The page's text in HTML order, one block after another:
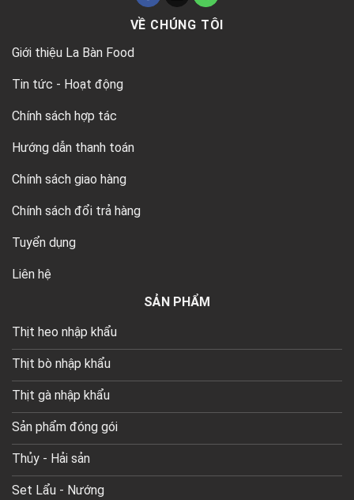
VỀ CHÚNG TÔI
Giới thiệu La Bàn Food
Tin tức - Hoạt động
Chính sách hợp tác
Hướng dẫn thanh toán
Chính sách giao hàng
Chính sách đổi trả hàng
Tuyển dụng
Liên hệ
SẢN PHẨM
Thịt heo nhập khẩu
Thịt bò nhập khẩu
Thịt gà nhập khẩu
Sản phẩm đóng gói
Thủy - Hải sản
Set Lẩu - Nướng